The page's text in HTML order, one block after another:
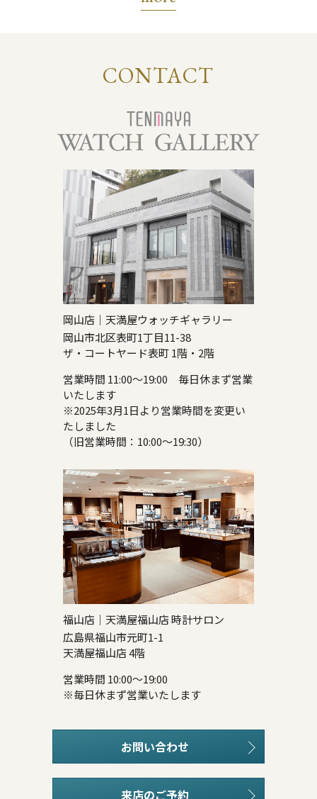
CONTACT
岡山店｜天満屋ウォッチギャラリー
岡山市北区表町1丁目11-38
ザ・コートヤード表町 1階・2階
営業時間 11:00～19:00 毎日休まず営業
いたします
※2025年3月1日より営業時間を変更い
たしました
（旧営業時間：10:00～19:30）
福山店｜天満屋福山店 時計サロン
広島県福山市元町1-1
天満屋福山店 4階
営業時間 10:00～19:00
※毎日休まず営業いたします
お問い合わせ
来店のご予約